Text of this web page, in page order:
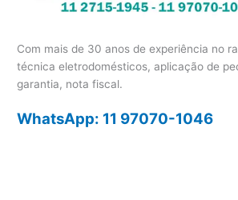
Com mais de 30 anos de experiência no
técnica eletrodomésticos, aplicação de
garantia, nota fiscal.
WhatsApp: 11 97070-1046